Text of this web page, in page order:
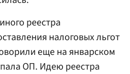
реестра
налоговых льгот
еще на январском
ОП. Идею реестра